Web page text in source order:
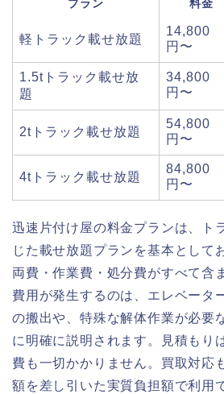
プラン 料金
軽トラック載せ放題
14,800
円〜
1.5tトラック載せ放
題
34,800
円〜
2tトラック載せ放題
54,800
円〜
4tトラック載せ放題
84,800
円〜
迅速片付け屋の料金プランは、ト
じた載せ放題プランを基本として
両費・作業費・処分費がすべて含
費用が発生するのは、エレベータ
の搬出や、特殊な解体作業が必要
に明確に説明されます。見積もり
費も一切かかりません。買取対応
額を差し引いた実質負担額で利用